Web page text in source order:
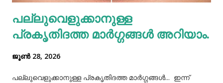
വെള്ളം പോലെയുള്ള സാധനങ്ങൾ ഒരു പാത്രത്തിൽ
കൊണ്ടുവച്ചാൽ അത് അപ്പാടെ കുടിക്കാതെ മറ്റുള്ളവർക്ക്
കൂട...
പല്ലുവെളുക്കാനുള്ള
പ്രകൃതിദത്ത മാര്‍ഗ്ഗങ്ങള്‍ അറിയാം.
ജൂൺ 28, 2026
പല്ലുവെളുക്കാനുള്ള പ്രകൃതിദത്ത മാര്‍ഗ്ഗങ്ങള്‍... ഇന്ന്